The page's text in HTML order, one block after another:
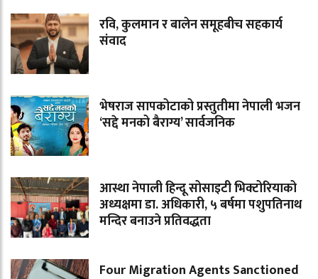
रवि, कुलमान र बालेन समूहबीच सहकार्य
संवाद
भेषराज सापकोटाको प्रस्तुतीमा नेपाली भजन
‘सद्दे मनको बैराग्य’ सार्वजनिक
आस्था नेपाली हिन्दू सोसाइटी भिक्टोरियाको
अध्यक्षमा डा. अधिकारी, ५ बर्षमा पशुपतिनाथ
मन्दिर बनाउने प्रतिवद्धता
Four Migration Agents Sanctioned